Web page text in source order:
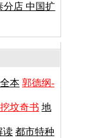
分店 中国扩
本 郭德纲-
坟奇书 地
读 都市特种